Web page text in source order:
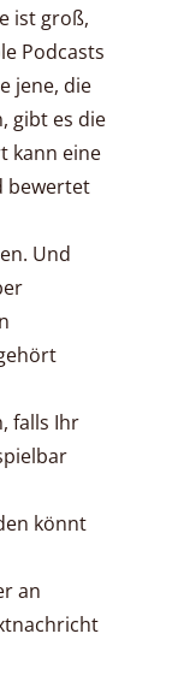
ist groß,
Podcasts
jene, die
gibt es die
kann eine
bewertet
Und
falls Ihr
könnt
an